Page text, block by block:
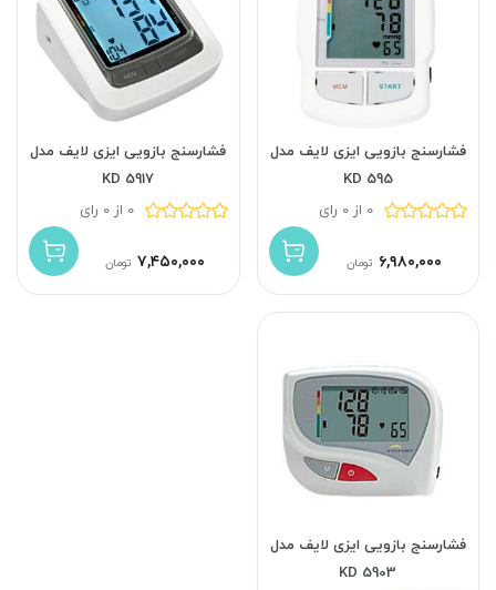
فشارسنج بازویی ایزی لایف مدل
KD 595
0 از 0 رای
۶,۹۸۰,۰۰۰ تومان
فشارسنج بازویی ایزی لایف مدل
KD 5917
0 از 0 رای
۷,۴۵۰,۰۰۰ تومان
فشارسنج بازویی ایزی لایف مدل
KD 5903